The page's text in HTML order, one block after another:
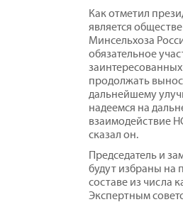
Как отметил
является
Минсельхоза
обязательное
продолжать
дальнейшему
надеемся на
взаимодействие
сказал он.
Председатель и
будут избраны на
составе из числа
Экспертным